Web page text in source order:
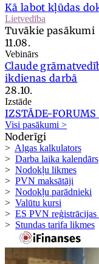
Kā labot kļūdas
Lietvedība
Tuvākie pasākumi
11.08.
Vebinārs
Claude
ikdienas darbā
28.10.
Izstāde
IZSTĀDE-
Visi pasākumi >
Noderīgi
> Algas kalkulators
> Darba laika kalendārs
> Nodokļu likmes
> PVN maksātāji
> Nodokļu parādnieki
> Valūtu kursi
> ES PVN reģistrācijas
> Stundas tarifa likmes